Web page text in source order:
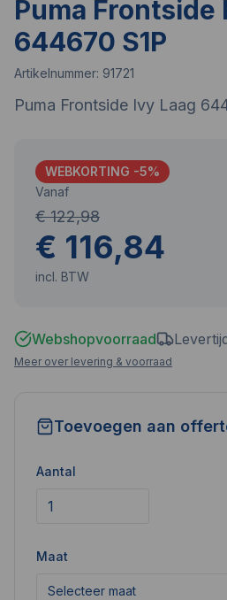
Puma Frontside
644670 S1P
Artikelnummer: 91721
Puma Frontside Ivy Laag
WEBKORTING -5%
Vanaf
€ 122,98
€ 116,84
incl. BTW
Webshopvoorraad
Meer over levering & voorraad
Toevoegen aan
Aantal
Maat
Selecteer maat